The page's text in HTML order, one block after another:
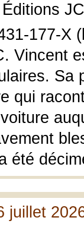
177-X
Vincent
Sa
qui
été
juillet